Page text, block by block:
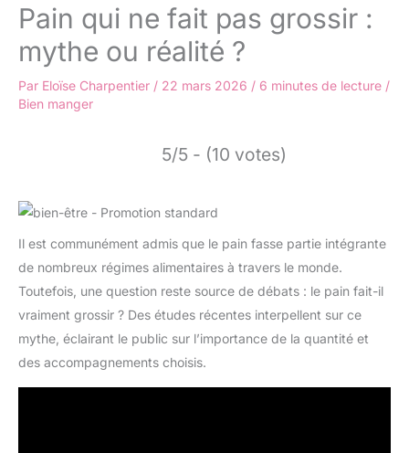
Pain qui ne fait pas grossir :
mythe ou réalité ?
Par Eloïse Charpentier / 22 mars 2026 / 6 minutes de lecture /
Bien manger
5/5 - (10 votes)
Il est communément admis que le pain fasse partie intégrante
de nombreux régimes alimentaires à travers le monde.
Toutefois, une question reste source de débats : le pain fait-il
vraiment grossir ? Des études récentes interpellent sur ce
mythe, éclairant le public sur l’importance de la quantité et
des accompagnements choisis.